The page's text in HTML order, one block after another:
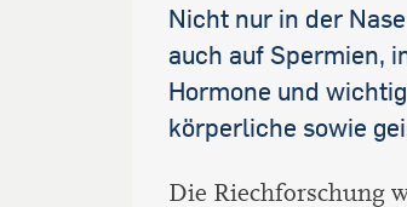
Nicht nur in der
auch auf Spermien,
Hormone und
körperliche sowie
Die Riechforschung